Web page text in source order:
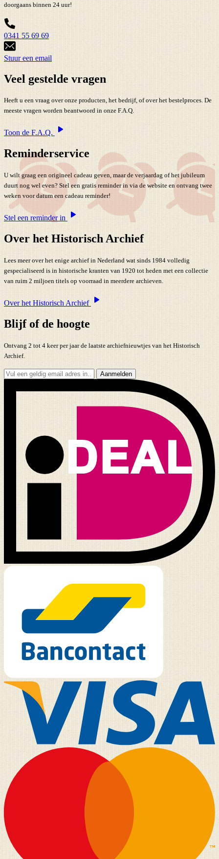
doorgaans binnen 24 uur!
0341 55 69 69
Stuur een email
Veel gestelde vragen
Heeft u een vraag over onze producten, het bedrijf, of over het bestelproces. De
meeste vragen worden beantwoord in onze F.A.Q.
Toon de F.A.Q.
Reminderservice
U wilt graag een origineel cadeau geven, maar de verjaardag of het jubileum
duurt nog wel even? Stel een gratis reminder in via de website en ontvang twee
weken voor datum een cadeau reminder!
Stel een reminder in
Over het Historisch Archief
Lees meer over het enige archief in Nederland wat sinds 1984 volledig
gespecialiseerd is in historische kranten van 1920 tot heden met een collectie
van ruim 2 miljoen titels op voorraad in meerdere archieven.
Over het Historisch Archief
Blijf of de hoogte
Ontvang 2 tot 4 keer per jaar de laatste archiefnieuwtjes van het Historisch
Archief.
Aanmelden